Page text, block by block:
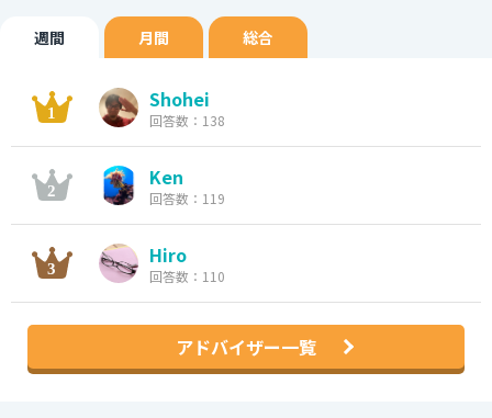
週間 月間 総合
Shohei
回答数：138
Ken
回答数：119
Hiro
回答数：110
アドバイザー一覧